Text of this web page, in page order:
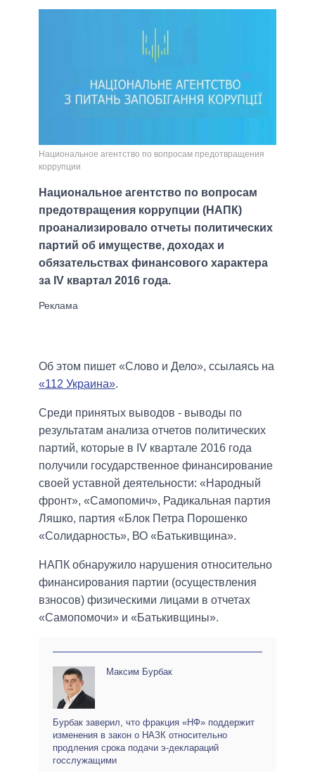
Национальное агентство по вопросам предотвращения
коррупции
Национальное агентство по вопросам
предотвращения коррупции (НАПК)
проанализировало отчеты политических
партий об имуществе, доходах и
обязательствах финансового характера
за IV квартал 2016 года.
Об этом пишет «Слово и Дело», ссылаясь на
«112 Украина».
Среди принятых выводов - выводы по
результатам анализа отчетов политических
партий, которые в IV квартале 2016 года
получили государственное финансирование
своей уставной деятельности: «Народный
фронт», «Самопомич», Радикальная партия
Ляшко, партия «Блок Петра Порошенко
«Солидарность», ВО «Батькивщина».
НАПК обнаружило нарушения относительно
финансирования партии (осуществления
взносов) физическими лицами в отчетах
«Самопомочи» и «Батькивщины».
Максим Бурбак
Бурбак заверил, что фракция «НФ» поддержит
изменения в закон о НАЗК относительно
продления срока подачи э-деклараций
госслужащими